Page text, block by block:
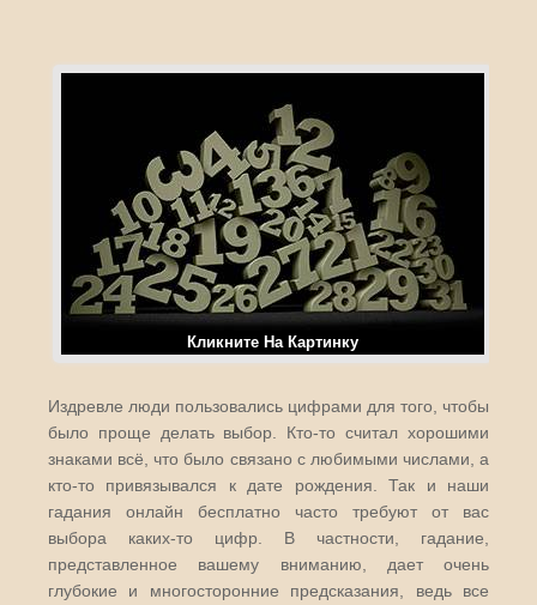
Кликните На Картинку
Издревле люди пользовались цифрами для того, чтобы
было проще делать выбор. Кто-то считал хорошими
знаками всё, что было связано с любимыми числами, а
кто-то привязывался к дате рождения. Так и наши
гадания онлайн бесплатно часто требуют от вас
выбора каких-то цифр. В частности, гадание,
представленное вашему вниманию, дает очень
глубокие и многосторонние предсказания, ведь все